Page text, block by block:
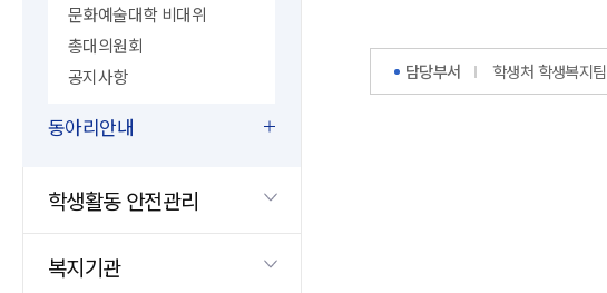
문화예술대학 비대위
총대의원회
공지사항
동아리안내
학생활동 안전관리
복지기관
담당부서 학생처 학생복지팀